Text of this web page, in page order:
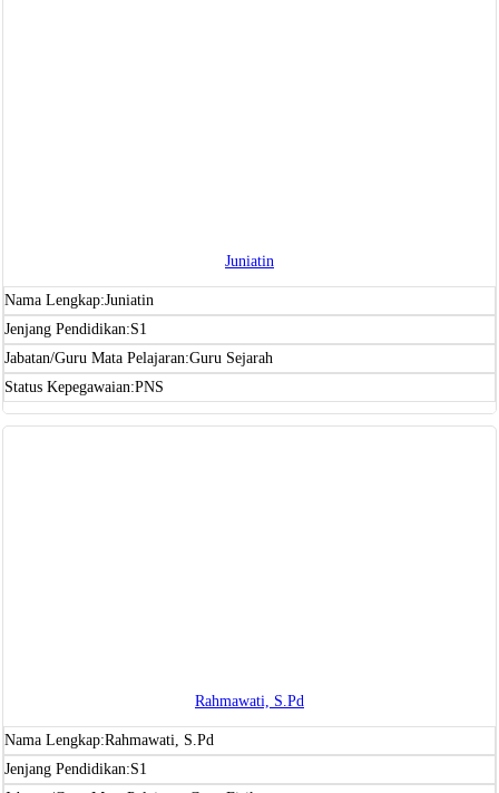
Juniatin
Nama Lengkap:Juniatin
Jenjang Pendidikan:S1
Jabatan/Guru Mata Pelajaran:Guru Sejarah
Status Kepegawaian:PNS
Rahmawati, S.Pd
Nama Lengkap:Rahmawati, S.Pd
Jenjang Pendidikan:S1